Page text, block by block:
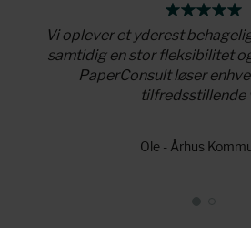
Vi oplever et yderest
samtidig en stor fleksibilitet
PaperConsult løser
tilfredsstillende
Ole - Århus